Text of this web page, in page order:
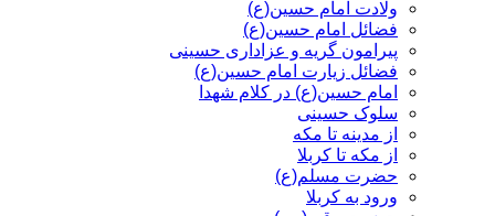
ولادت امام حسین(ع)
فضائل امام حسین(ع)
پیرامون گریه و عزاداری حسینی
فضائل زیارت امام حسین(ع)
امام حسین(ع) در کلام شهدا
سلوک حسینی
از مدینه تا مکه
از مکه تا کربلا
حضرت مسلم(ع)
ورود به کربلا